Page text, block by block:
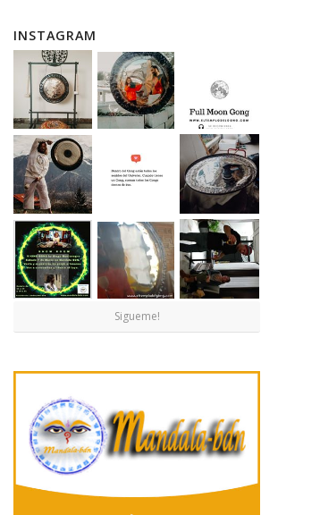
INSTAGRAM
Sigueme!